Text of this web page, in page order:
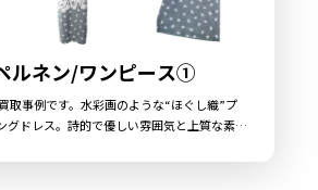
ルネン/ワンピース①
取事例です。水彩画のような“ほぐし織”プ
グドレス。詩的で優しい雰囲気と上質な素材